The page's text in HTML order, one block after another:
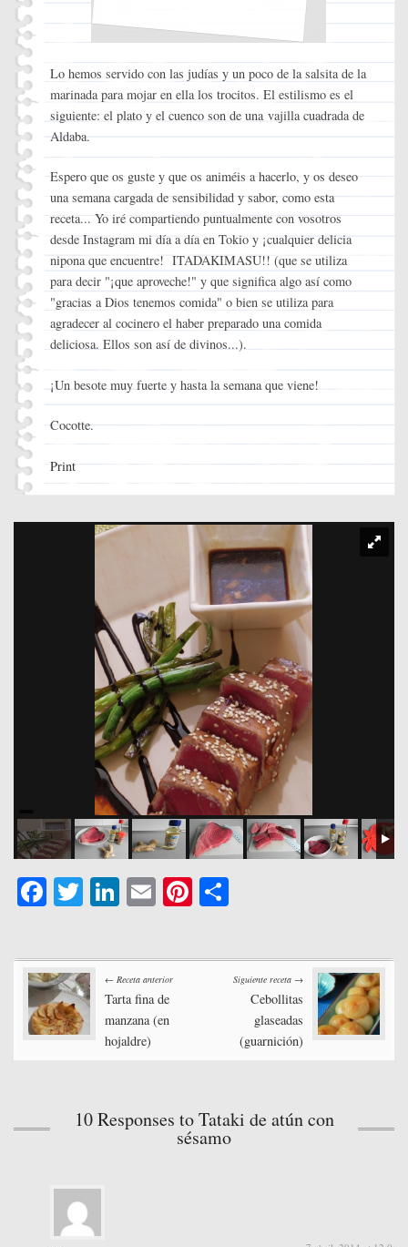
Lo hemos servido con las judías y un poco de la salsita de la
marinada para mojar en ella los trocitos. El estilismo es el
siguiente: el plato y el cuenco son de una vajilla cuadrada de
Aldaba.
Espero que os guste y que os animéis a hacerlo, y os deseo
una semana cargada de sensibilidad y sabor, como esta
receta... Yo iré compartiendo puntualmente con vosotros
desde Instagram mi día a día en Tokio y ¡cualquier delicia
nipona que encuentre! ITADAKIMASU!! (que se utiliza
para decir "¡que aproveche!" y que significa algo así como
"gracias a Dios tenemos comida" o bien se utiliza para
agradecer al cocinero el haber preparado una comida
deliciosa. Ellos son así de divinos...).
¡Un besote muy fuerte y hasta la semana que viene!
Cocotte.
Print
Fa
bo
ok
T
tte
r
Li
ed
In
E
ail
Pi
er m
pa
rti
Post
navigation
← Receta anterior
Tarta fina de
manzana (en
hojaldre)
Siguiente receta →
Cebollitas
glaseadas
(guarnición)
10 Responses to Tataki de atún con
sésamo